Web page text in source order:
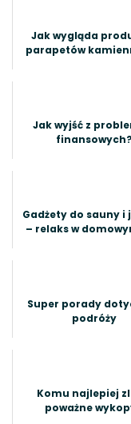
Jak wygląda
parapetów
Jak wyjść z
finansowych?
Gadżety do sauny i
– relaks w
Super porady
podróży
Komu najlepiej
poważne